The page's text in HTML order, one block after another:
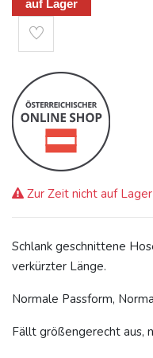
auf Lager
Zur Zeit nicht auf Lager
Schlank geschnittene
verkürzter Länge.
Normale Passform,
Fällt größengerecht aus,